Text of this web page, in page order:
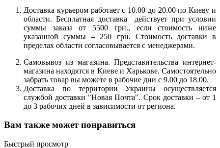
Доставка курьером работает с 10.00 до 20.00 по Киеву и
области. Бесплатная доставка действует при условии
суммы заказа от 5500 грн., если стоимость ниже
указанной суммы – 250 грн. Стоимость доставки в
пределах области согласовывается с менеджерами.
Самовывоз из магазина. Представительства интернет-
магазина находятся в Киеве и Харькове. Самостоятельно
забрать товар вы можете в рабочие дни с 9.00 до 18.00.
Доставка по территории Украины осуществляется
службой доставки "Новая Почта". Срок доставки – от 1
до 3 рабочих дней в зависимости от региона.
Вам также может понравиться
Быстрый просмотр